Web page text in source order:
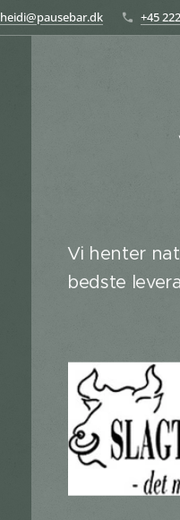
heidi@pausebar.dk +45
Vi henter
bedste